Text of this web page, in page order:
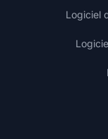
Logiciel